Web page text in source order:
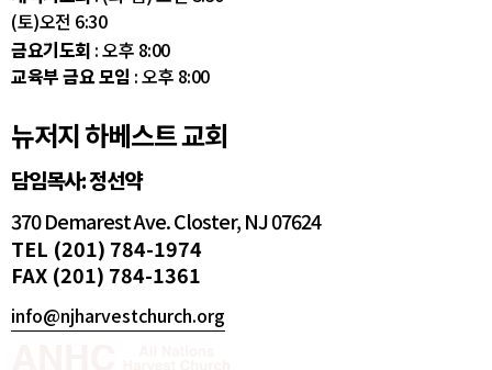
(토)오전 6:30
금요기도회 : 오후 8:00
교육부 금요 모임 : 오후 8:00
뉴저지 하베스트 교회
담임목사: 정선약
370 Demarest Ave. Closter, NJ 07624
TEL (201) 784-1974
FAX (201) 784-1361
info@njharvestchurch.org